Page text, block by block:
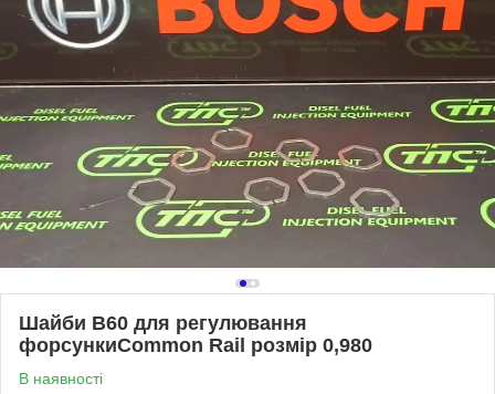
Шайби B60 для регулювання
форсункиCommon Rail розмір 0,980
В наявності